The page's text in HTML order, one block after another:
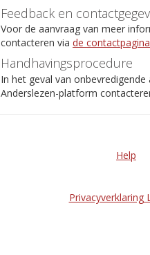
Feedback en
Voor de aanvraag van meer
contacteren via de
Handhavingsprocedure
In het geval van
Anderslezen-platform
Help
Privacyverklaring